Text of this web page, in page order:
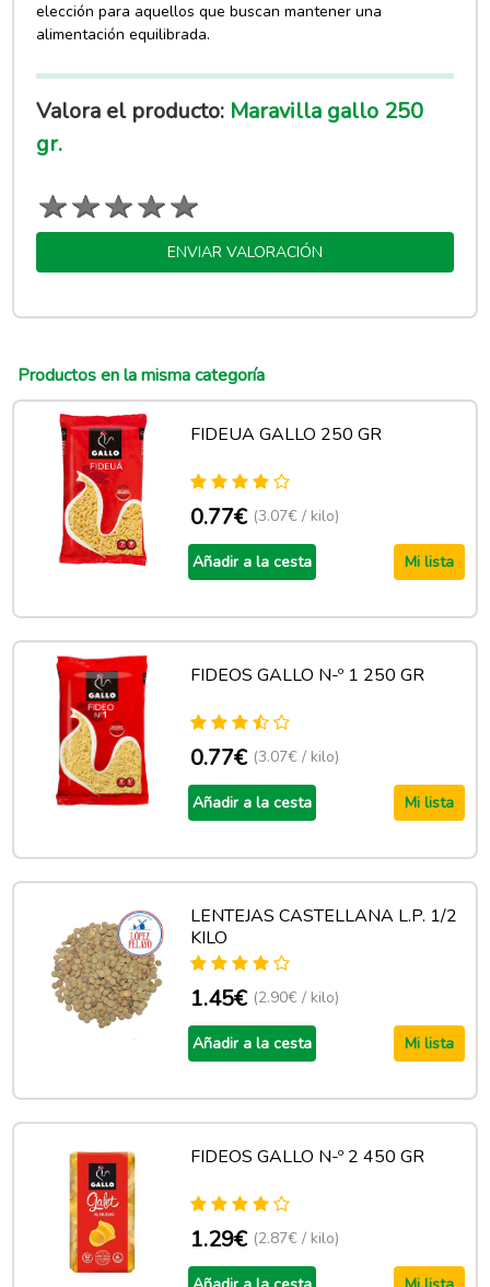
elección para aquellos que buscan mantener una
alimentación equilibrada.
Valora el producto: Maravilla gallo 250
gr.
ENVIAR VALORACIÓN
Productos en la misma categoría
FIDEUA GALLO 250 GR
0.77€ (3.07€ / kilo)
Añadir a la cesta Mi lista
FIDEOS GALLO N-º 1 250 GR
0.77€ (3.07€ / kilo)
Añadir a la cesta Mi lista
LENTEJAS CASTELLANA L.P. 1/2
KILO
1.45€ (2.90€ / kilo)
Añadir a la cesta Mi lista
FIDEOS GALLO N-º 2 450 GR
1.29€ (2.87€ / kilo)